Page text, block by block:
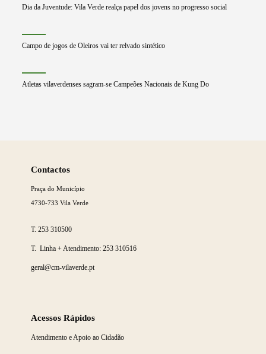
Dia da Juventude: Vila Verde realça papel dos jovens no progresso social
Campo de jogos de Oleiros vai ter relvado sintético
Atletas vilaverdenses sagram-se Campeões Nacionais de Kung Do
Contactos
Praça do Município
4730-733 Vila Verde
T.253 310500
T. Linha + Atendimento: 253 310516
geral@cm-vilaverde.pt
Acessos Rápidos
Atendimento e Apoio ao Cidadão